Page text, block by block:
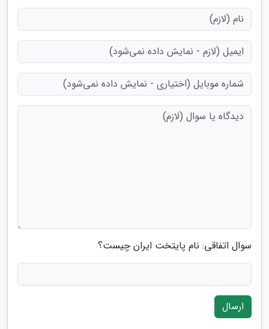
سوال اتفاقی: نام پایتخت ایران چیست؟
ارسال